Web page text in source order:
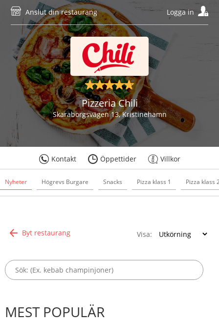
Logga in
Anslut din restaurang
Pizzeria Chili
Skaraborgsvägen 13, Kristinehamn
Kontakt Öppettider Villkor
Nyheter Högrevs Burgare Snacks Pizza klass 1 Pizza klass
Byt restaurang Visa:
MEST POPULÄR